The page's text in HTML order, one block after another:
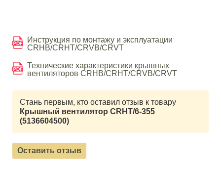
Инструкция по монтажу и эксплуатации
CRHB/CRHT/CRVB/CRVT
Технические характеристики крышных
вентиляторов CRHB/CRHT/CRVB/CRVT
Стань первым, кто оставил отзыв к товару
Крышный вентилятор CRHT/6-355
(5136604500)
Оставить отзыв